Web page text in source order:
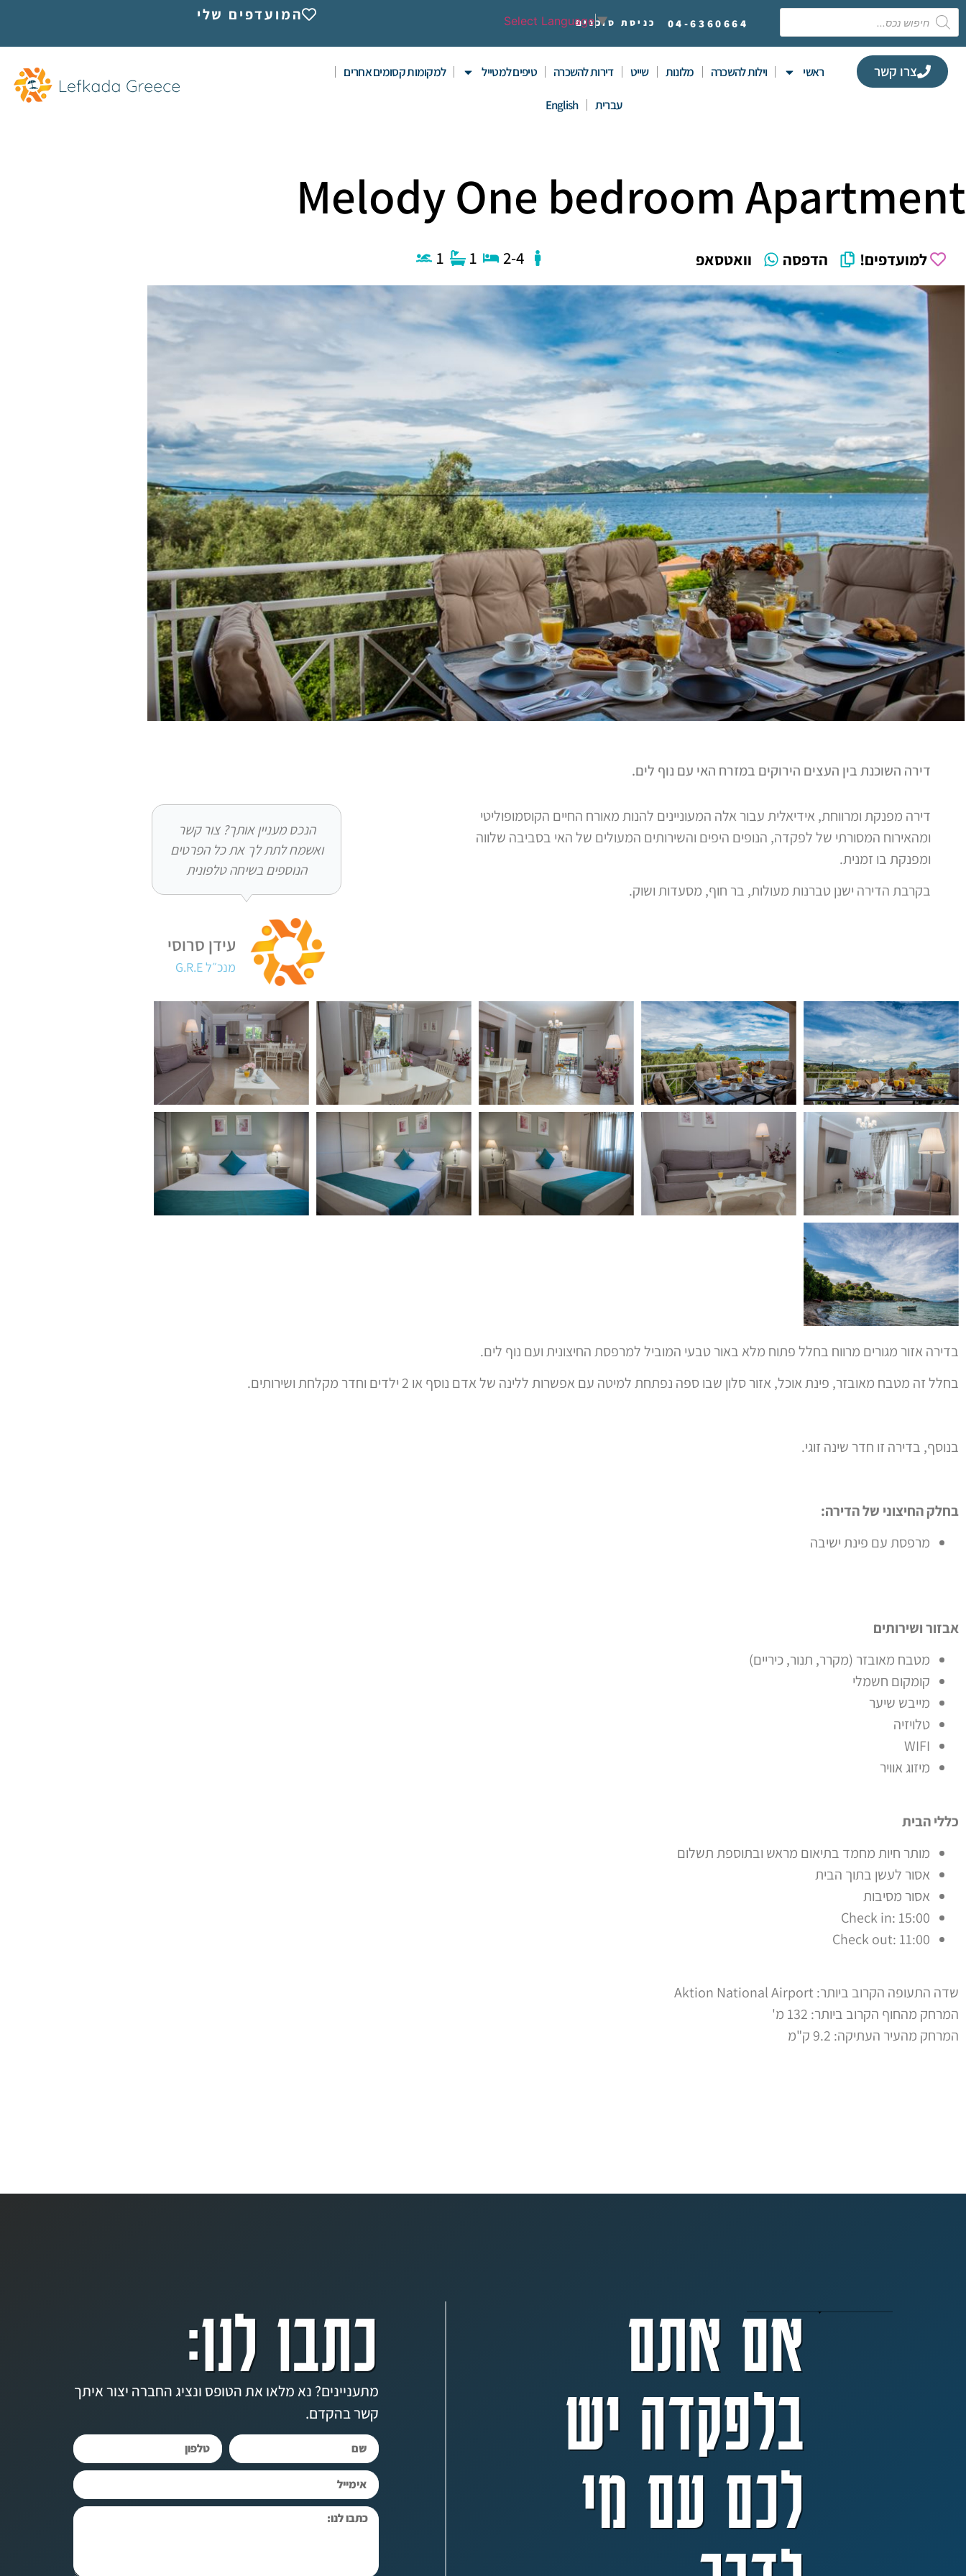
04-6360664 כניסת סוכניםSelect Language▼ המועדפים שלי
צרו קשר ראשי וילות להשכרה מלונות שייט דירות להשכרה טיפים למטייל למקומות קסומים אחרים
עברית English
Melody One bedroom Apartment
למועדפים! הדפסה וואטסאפ 2-4
1
1
דירה השוכנת בין העצים הירוקים במזרח האי עם נוף לים.
דירה מפנקת ומרווחת, אידיאלית עבור אלה המעוניינים להנות מאורח החיים הקוסמופוליטי
ומהאירוח המסורתי של לפקדה, הנופים היפים והשירותים המעולים של האי בסביבה שלווה
ומפנקת בו זמנית.
בקרבת הדירה ישנן טברנות מעולות, בר חוף, מסעדות ושוק.
הנכס מעניין אותך? צור קשר
ואשמח לתת לך את כל הפרטים
הנוספים בשיחה טלפונית
עידן סרוסי
מנכ״ל G.R.E
בדירה אזור מגורים מרווח בחלל פתוח מלא באור טבעי המוביל למרפסת החיצונית ועם נוף לים.
בחלל זה מטבח מאובזר, פינת אוכל, אזור סלון שבו ספה נפתחת למיטה עם אפשרות ללינה של אדם נוסף או 2 ילדים וחדר מקלחת ושירותים.
בנוסף, בדירה זו חדר שינה זוגי.
בחלק החיצוני של הדירה:
מרפסת עם פינת ישיבה
אבזור ושירותים
מטבח מאובזר (מקרר, תנור, כיריים)
קומקום חשמלי
מייבש שיער
טלויזיה
WIFI
מיזוג אוויר
כללי הבית
מותר חיות מחמד בתיאום מראש ובתוספת תשלום
אסור לעשן בתוך הבית
אסור מסיבות
Check in: 15:00
Check out: 11:00
שדה התעופה הקרוב ביותר: Aktion National Airport
המרחק מהחוף הקרוב ביותר: 132 מ'
המרחק מהעיר העתיקה: 9.2 ק"מ
אם אתם
בלפקדה יש
לכם עם מי
כתבו לנו:
מתעניינים? נא מלאו את הטופס ונציג החברה יצור איתך
קשר בהקדם.